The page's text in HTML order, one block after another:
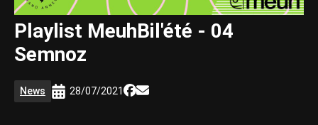
Playlist MeuhBil'été - 04
Semnoz
News 28/07/2021